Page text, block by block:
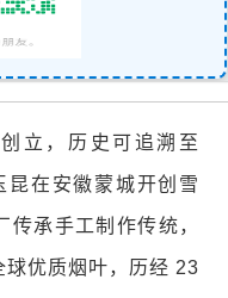
立，历史可追溯至
在安徽蒙城开创雪
承手工制作传统，
优质烟叶，历经 23